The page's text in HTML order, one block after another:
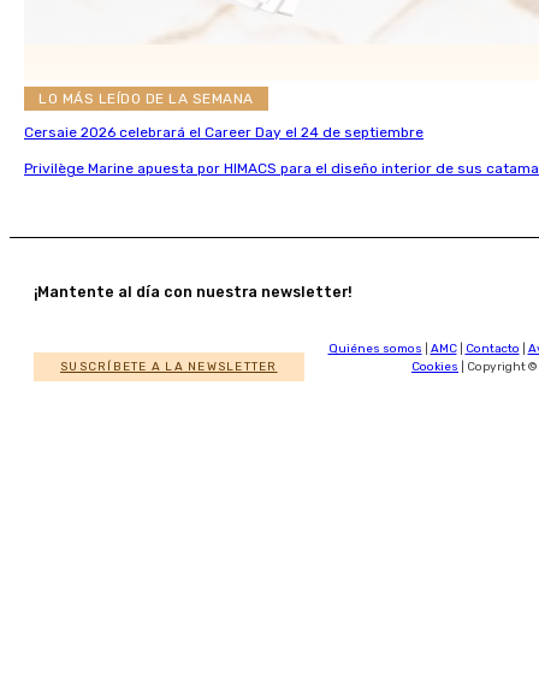
LO MÁS LEÍDO DE LA SEMANA
Cersaie 2026 celebrará el Career Day el 24 de septiembre
Privilège Marine apuesta por HIMACS para el diseño interior de sus
¡Mantente al día con nuestra newsletter!
SUSCRÍBETE A LA NEWSLETTER
Quiénes somos AMC| Contacto
Cookies | Copyright